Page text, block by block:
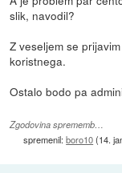
slik, navodil?
Z veseljem se
koristnega.
Ostalo bodo pa
Zgodovina sprememb…
spremenil:boro10(14.